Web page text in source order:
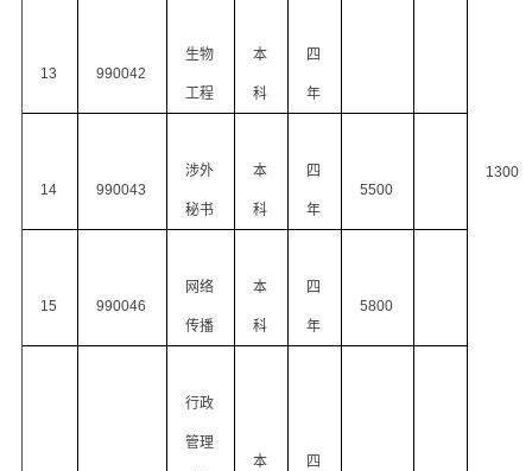
1300
13 990042
生物
工程
本
科
四
年
14 990043
涉外
秘书
本
科
四
年
5500
15 990046
网络
传播
本
科
四
年
5800
行政
管理
本 四